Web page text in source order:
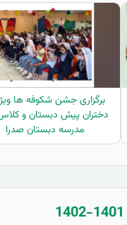
برگزاری جشن شکوفه ها
دختران پیش دبستان و
مدرسه دبستان صدرا